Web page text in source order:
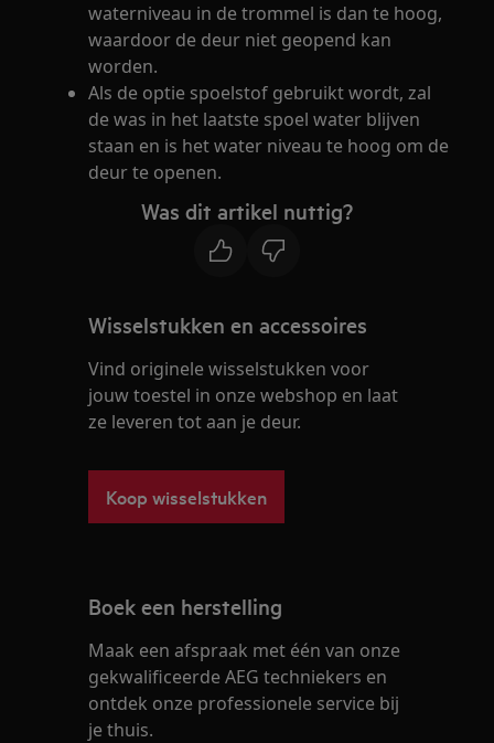
waterniveau in de trommel is dan te hoog,
waardoor de deur niet geopend kan
worden.
Als de optie spoelstof gebruikt wordt, zal
de was in het laatste spoel water blijven
staan en is het water niveau te hoog om de
deur te openen.
Was dit artikel nuttig?
Wisselstukken en accessoires
Vind originele wisselstukken voor
jouw toestel in onze webshop en laat
ze leveren tot aan je deur.
Koop wisselstukken
Boek een herstelling
Maak een afspraak met één van onze
gekwalificeerde AEG techniekers en
ontdek onze professionele service bij
je thuis.